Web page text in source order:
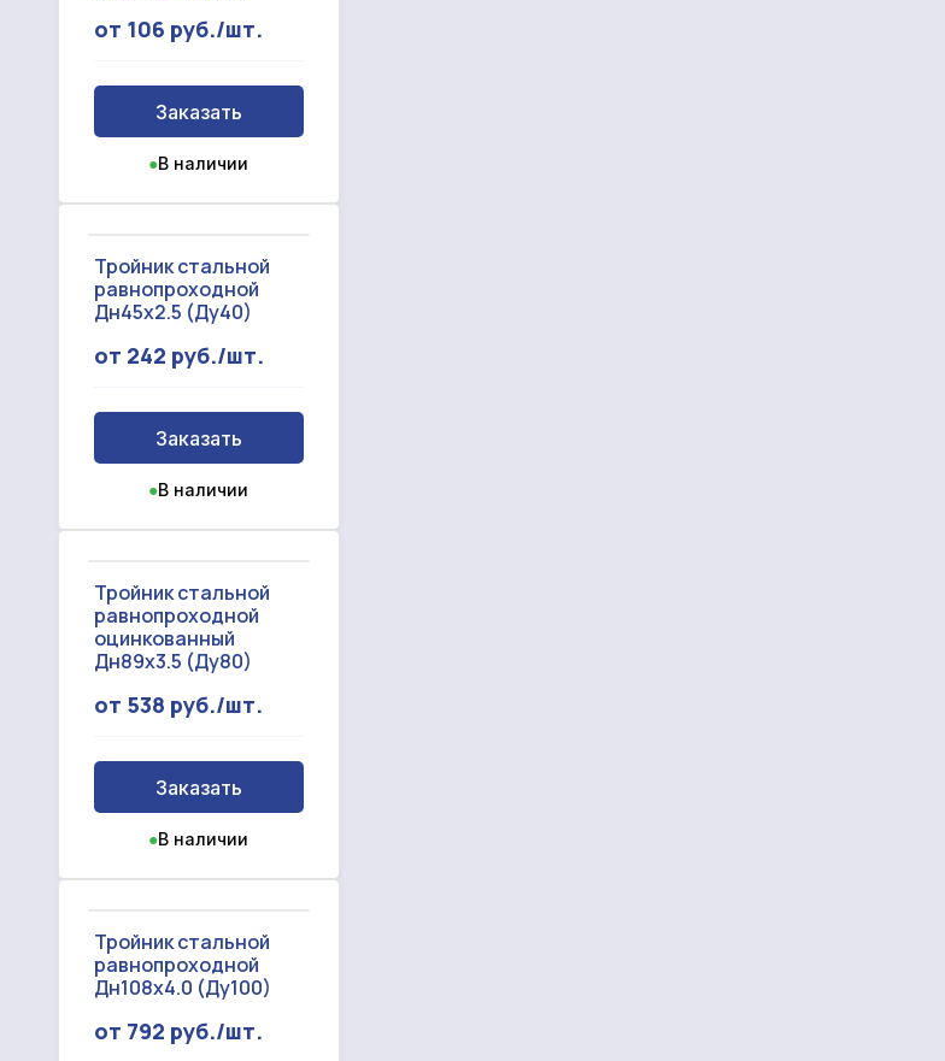
от 106 руб./шт.
Заказать
●В наличии
Тройник стальной
равнопроходной
Дн45х2.5 (Ду40)
от 242 руб./шт.
Заказать
●В наличии
Тройник стальной
равнопроходной
оцинкованный
Дн89х3.5 (Ду80)
от 538 руб./шт.
Заказать
●В наличии
Тройник стальной
равнопроходной
Дн108х4.0 (Ду100)
от 792 руб./шт.